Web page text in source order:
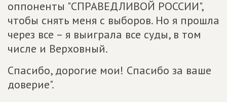
оппоненты "СПРАВЕДЛИВОЙ РОССИИ",
чтобы снять меня с выборов. Но я прошла
через все – я выиграла все суды, в том
числе и Верховный.
Спасибо, дорогие мои! Спасибо за ваше
доверие".